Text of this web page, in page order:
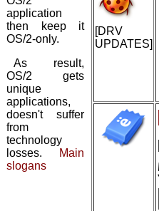
application
then keep it
OS/2-only.
As result,
OS/2 gets
unique
applications,
doesn't suffer
from
technology
losses.
Main
slogans
[DRV
UPDATES]